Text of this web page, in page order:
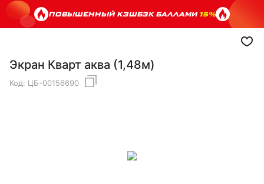
ПОВЫШЕННЫЙ КЭШБЭК БАЛЛАМИ15%
Экран Кварт аква (1,48м)
Код: ЦБ-00156690